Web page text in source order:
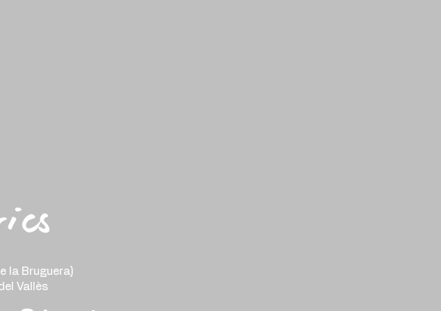
la Bruguera)
Vallès